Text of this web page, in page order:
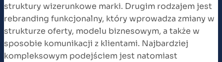
struktury wizerunkowe marki. Drugim rodzajem jest
rebranding funkcjonalny, który wprowadza zmiany w
strukturze oferty, modelu biznesowym, a także w
sposobie komunikacji z klientami. Najbardziej
kompleksowym podejściem jest natomiast